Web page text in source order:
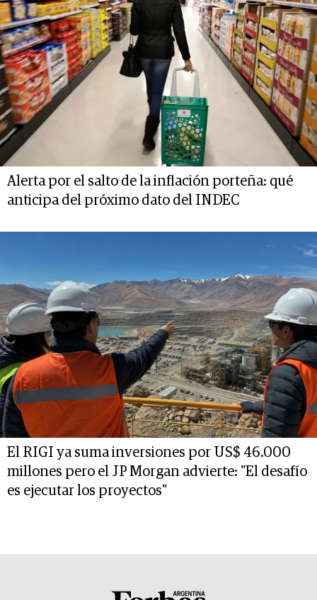
Alerta por el salto de la inflación porteña: qué
anticipa del próximo dato del INDEC
El RIGI ya suma inversiones por US$ 46.000
millones pero el JP Morgan advierte: "El desafío
es ejecutar los proyectos"